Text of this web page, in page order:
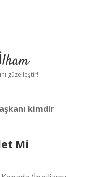
güzelleştir!
kimdir
Mi